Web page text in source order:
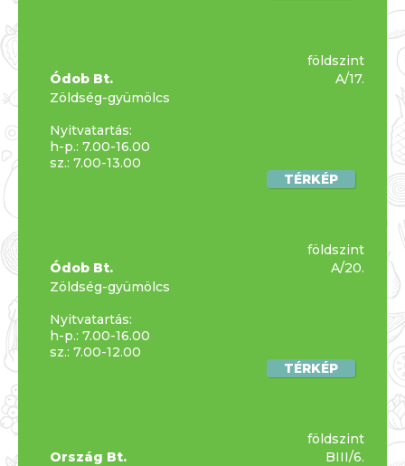
Ódob Bt.
Zöldség-gyümölcs
Nyitvatartás:
h-p.: 7.00-16.00
sz.: 7.00-13.00
TÉRKÉP
földszint
A/17.
Ódob Bt.
Zöldség-gyümölcs
Nyitvatartás:
h-p.: 7.00-16.00
sz.: 7.00-12.00
TÉRKÉP
földszint
A/20.
Ország Bt.
földszint
BIII/6.